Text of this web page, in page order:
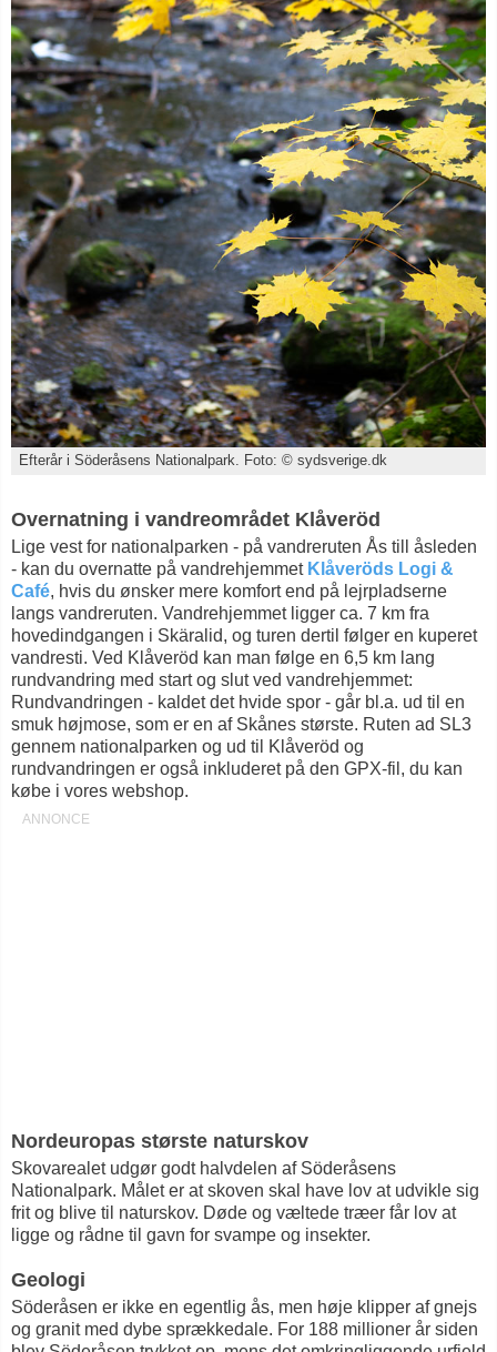
Efterår i Söderåsens Nationalpark. Foto: © sydsverige.dk
Overnatning i vandreområdet Klåveröd
Lige vest for nationalparken - på vandreruten Ås till åsleden
- kan du overnatte på vandrehjemmet Klåveröds Logi &
Café, hvis du ønsker mere komfort end på lejrpladserne
langs vandreruten. Vandrehjemmet ligger ca. 7 km fra
hovedindgangen i Skäralid, og turen dertil følger en kuperet
vandresti. Ved Klåveröd kan man følge en 6,5 km lang
rundvandring med start og slut ved vandrehjemmet:
Rundvandringen - kaldet det hvide spor - går bl.a. ud til en
smuk højmose, som er en af Skånes største. Ruten ad SL3
gennem nationalparken og ud til Klåveröd og
rundvandringen er også inkluderet på den GPX-fil, du kan
købe i vores webshop.
Nordeuropas største naturskov
Skovarealet udgør godt halvdelen af Söderåsens
Nationalpark. Målet er at skoven skal have lov at udvikle sig
frit og blive til naturskov. Døde og væltede træer får lov at
ligge og rådne til gavn for svampe og insekter.
Geologi
Söderåsen er ikke en egentlig ås, men høje klipper af gnejs
og granit med dybe sprækkedale. For 188 millioner år siden